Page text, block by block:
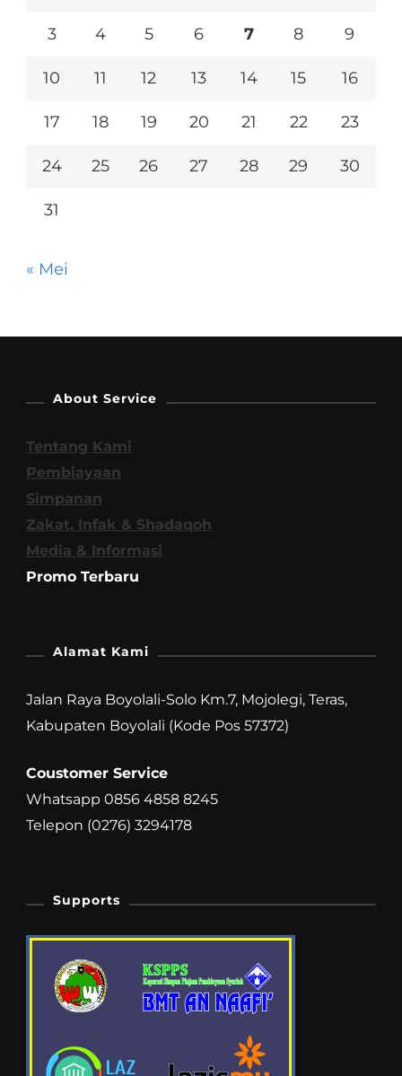
3 4 5 6 7 8 9
10 11 12 13 14 15 16
17 18 19 20 21 22 23
24 25 26 27 28 29 30
31
« Mei
About Service
Tentang Kami
Pembiayaan
Simpanan
Zakat, Infak & Shadaqoh
Media & Informasi
Promo Terbaru
Alamat Kami
Jalan Raya Boyolali-Solo Km.7, Mojolegi, Teras,
Kabupaten Boyolali (Kode Pos 57372)
Coustomer Service
Whatsapp 0856 4858 8245
Telepon (0276) 3294178
Supports